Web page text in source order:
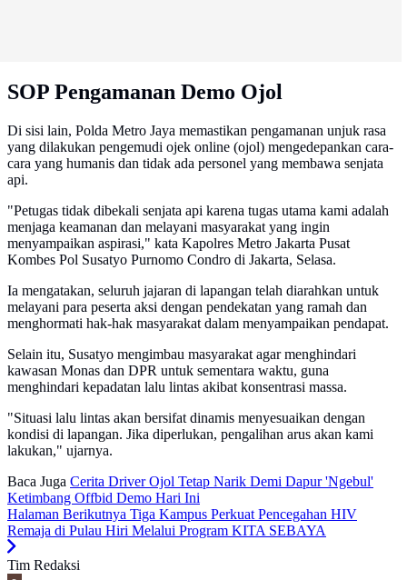
SOP Pengamanan Demo Ojol
Di sisi lain, Polda Metro Jaya memastikan pengamanan unjuk rasa
yang dilakukan pengemudi ojek online (ojol) mengedepankan cara-
cara yang humanis dan tidak ada personel yang membawa senjata
api.
"Petugas tidak dibekali senjata api karena tugas utama kami adalah
menjaga keamanan dan melayani masyarakat yang ingin
menyampaikan aspirasi," kata Kapolres Metro Jakarta Pusat
Kombes Pol Susatyo Purnomo Condro di Jakarta, Selasa.
Ia mengatakan, seluruh jajaran di lapangan telah diarahkan untuk
melayani para peserta aksi dengan pendekatan yang ramah dan
menghormati hak-hak masyarakat dalam menyampaikan pendapat.
Selain itu, Susatyo mengimbau masyarakat agar menghindari
kawasan Monas dan DPR untuk sementara waktu, guna
menghindari kepadatan lalu lintas akibat konsentrasi massa.
"Situasi lalu lintas akan bersifat dinamis menyesuaikan dengan
kondisi di lapangan. Jika diperlukan, pengalihan arus akan kami
lakukan," ujarnya.
Baca Juga Cerita Driver Ojol Tetap Narik Demi Dapur 'Ngebul'
Ketimbang Offbid Demo Hari Ini
Halaman Berikutnya Tiga Kampus Perkuat Pencegahan HIV
Remaja di Pulau Hiri Melalui Program KITA SEBAYA
Tim Redaksi